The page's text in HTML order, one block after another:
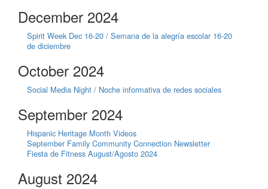
December 2024
Spirit Week Dec 16-20 / Semana de la alegría escolar 16-20
de diciembre
October 2024
Social Media Night / Noche informativa de redes sociales
September 2024
Hispanic Heritage Month Videos
September Family Community Connection Newsletter
Fiesta de Fitness August/Agosto 2024
August 2024